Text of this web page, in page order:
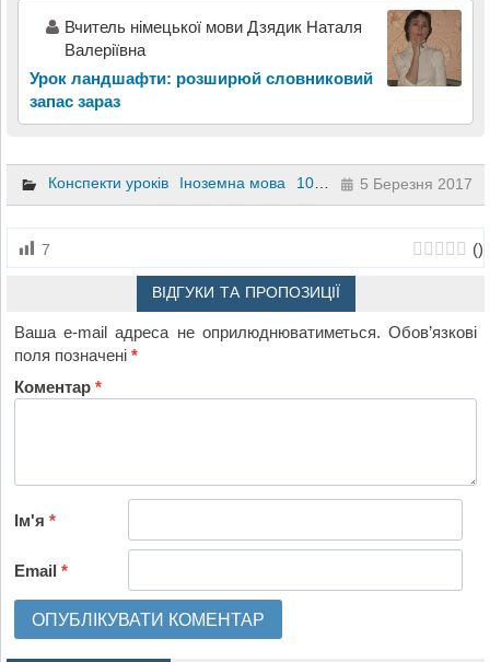
Вчитель німецької мови Дзядик Наталя
Валеріївна
Урок ландшафти: розширюй словниковий
запас зараз
Конспекти уроків Іноземна мова 10 клас 5 Березня 2017
7 ()
ВІДГУКИ ТА ПРОПОЗИЦІЇ
Ваша e-mail адреса не оприлюднюватиметься. Обов’язкові
поля позначені*
Коментар*
Ім'я*
Email*